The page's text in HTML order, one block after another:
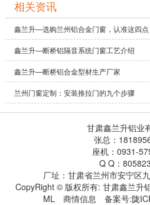
相关资讯
鑫兰升—选购兰州铝合金门窗，认准这四点
鑫兰升—断桥铝隔音系统门窗工艺介绍
鑫兰升—断桥铝合金型材生产厂家
兰州门窗定制：安装推拉门的九个步骤
甘肃鑫兰升铝业
张总：
座机：0931-
Q Q：
厂址：甘肃省兰州市安宁区
CopyRight © 版权所有:甘肃鑫兰升
ML
商情信息 备案号:陇